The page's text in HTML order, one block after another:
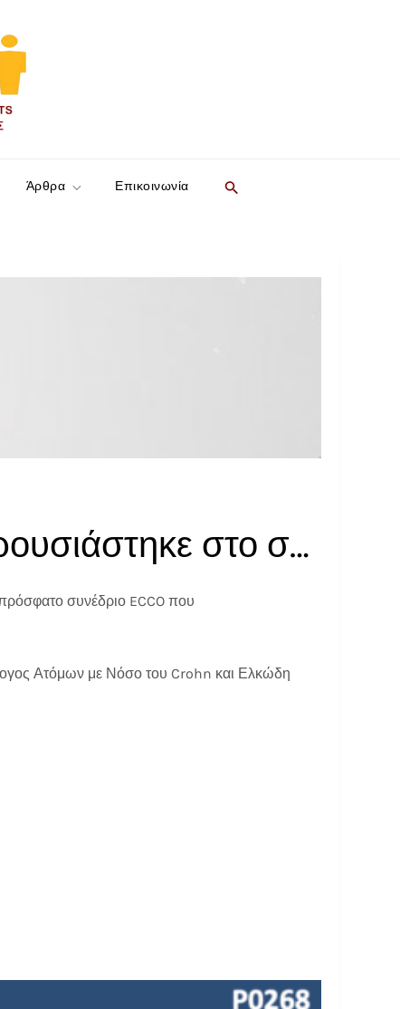
Άρθρα Επικοινωνία
To Poster με τα ευρήματα της έρευνας που παρουσιάστηκε στο συνέδριο ECCO 2025
συνέδριο ECCO που
Ατόμων με Νόσο του Crohn και Ελκώδη